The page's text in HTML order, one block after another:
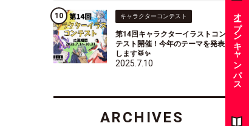
キャラクターコンテスト
第14回キャラクターイラストコン
テスト開催！今年のテーマを発表
します🥁✨
2025.7.10
ARCHIVES
オープンキャンパス